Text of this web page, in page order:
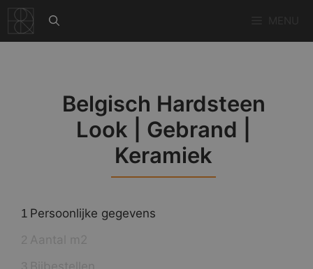
naar
de
Belgisch Hardsteen
Look | Gebrand |
Keramiek
1 Persoonlijke gegevens